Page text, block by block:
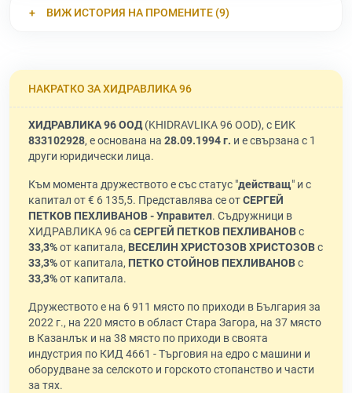
ВИЖ ИСТОРИЯ НА ПРОМЕНИТЕ (9)
НАКРАТКО ЗА ХИДРАВЛИКА 96
ХИДРАВЛИКА 96 ООД(KHIDRAVLIKA 96 OOD), с ЕИК
833102928, е основана на 28.09.1994 г. и е свързана с 1
други юридически лица.
Към момента дружеството е със статус "действащ" и с
капитал от € 6 135,5. Представлява се отСЕРГЕЙ
ПЕТКОВ ПЕХЛИВАНОВ - Управител. Съдружници в
ХИДРАВЛИКА 96 са СЕРГЕЙ ПЕТКОВ ПЕХЛИВАНОВс
33,3%от капитала, ВЕСЕЛИН ХРИСТОЗОВ ХРИСТОЗОВс
33,3%от капитала, ПЕТКО СТОЙНОВ ПЕХЛИВАНОВс
33,3%от капитала.
Дружеството е на 6 911 място по приходи в България за
2022 г., на 220 място в област Стара Загора, на 37 място
в Казанлък и на 38 място по приходи в своята
индустрия по КИД 4661 - Търговия на едро с машини и
оборудване за селското и горското стопанство и части
за тях.